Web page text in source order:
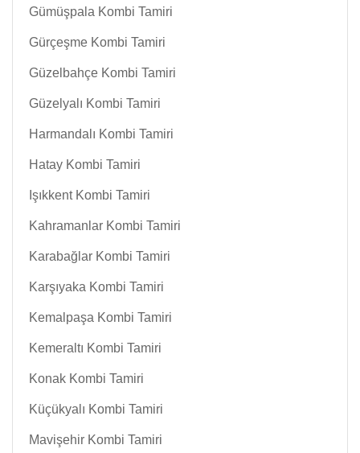
Gümüşpala Kombi Tamiri
Gürçeşme Kombi Tamiri
Güzelbahçe Kombi Tamiri
Güzelyalı Kombi Tamiri
Harmandalı Kombi Tamiri
Hatay Kombi Tamiri
Işıkkent Kombi Tamiri
Kahramanlar Kombi Tamiri
Karabağlar Kombi Tamiri
Karşıyaka Kombi Tamiri
Kemalpaşa Kombi Tamiri
Kemeraltı Kombi Tamiri
Konak Kombi Tamiri
Küçükyalı Kombi Tamiri
Mavişehir Kombi Tamiri